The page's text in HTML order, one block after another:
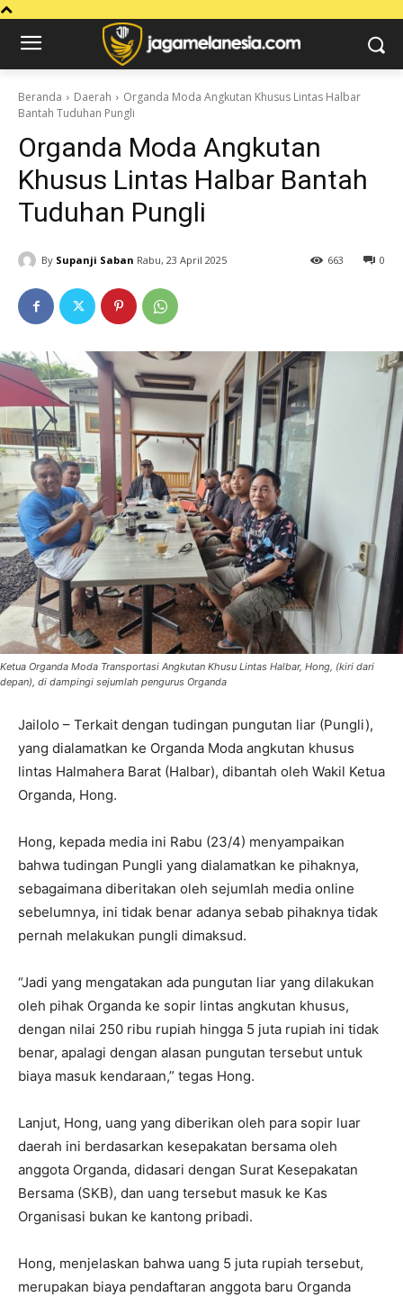
Beranda Daerah
Organda Moda Angkutan Khusus Lintas Halbar
Bantah Tuduhan Pungli
Organda Moda Angkutan
Khusus Lintas Halbar Bantah
Tuduhan Pungli
By Supanji Saban Rabu, 23 April 2025 0
663
Ketua Organda Moda Transportasi Angkutan Khusu Lintas Halbar, Hong, (kiri dari
depan), di dampingi sejumlah pengurus Organda
Jailolo – Terkait dengan tudingan pungutan liar (Pungli),
yang dialamatkan ke Organda Moda angkutan khusus
lintas Halmahera Barat (Halbar), dibantah oleh Wakil Ketua
Organda, Hong.
Hong, kepada media ini Rabu (23/4) menyampaikan
bahwa tudingan Pungli yang dialamatkan ke pihaknya,
sebagaimana diberitakan oleh sejumlah media online
sebelumnya, ini tidak benar adanya sebab pihaknya tidak
pernah melakukan pungli dimaksud.
“Jadi yang mengatakan ada pungutan liar yang dilakukan
oleh pihak Organda ke sopir lintas angkutan khusus,
dengan nilai 250 ribu rupiah hingga 5 juta rupiah ini tidak
benar, apalagi dengan alasan pungutan tersebut untuk
biaya masuk kendaraan,” tegas Hong.
Lanjut, Hong, uang yang diberikan oleh para sopir luar
daerah ini berdasarkan kesepakatan bersama oleh
anggota Organda, didasari dengan Surat Kesepakatan
Bersama (SKB), dan uang tersebut masuk ke Kas
Organisasi bukan ke kantong pribadi.
Hong, menjelaskan bahwa uang 5 juta rupiah tersebut,
merupakan biaya pendaftaran anggota baru Organda